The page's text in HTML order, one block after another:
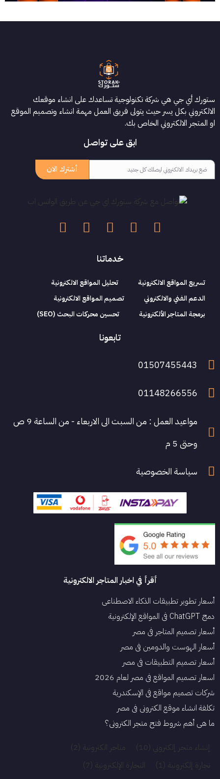
ستورك أي جي هي شركة تكنولوجية تساعدك على انشاء موقعك
الالكتروني بكل يسر حيث يتولى فريق العمل مهمة انشاء وتصميم الموقع
او المتجر الالكتروني الخاص بك.
ابق على تواصل
أشترك الان
خدماتنا
تسريع المواقع الالكترونية
تحليل المواقع الالكترونية
الدعم الفني والالكتروني
تصميم المواقع الالكترونية
برمجة المتاجر الألكترونية
تحسين محركات البحث (SEO)
تابعونا
01507455443
01148266556
مواعيد العمل : من السبت الى الاربعاء - من الساعة 9 ص
وحتى 5 م
سياسة الخصوصية
أقرأ في اخبار المتاجر الالكترونية
أسعار تطوير تطبيقات الذكاء الاصطناعي
دمج ChatGPT في المواقع الإلكترونية
أسعار تصميم المتاجر في مصر
أسعار الهوست والدومين في مصر
أسعار تصميم التطبيقات في مصر
اسعار تصميم المواقع في مصر لعام 2026
شركات تصميم مواقع في الإسكندرية
تكلفة انشاء موقع الكتروني فى مصر
ما هي أهم شروط فتح متجر الكتروني؟
إنشاء متجر إلكتروني (10) متاجر الكترونية (2)
تجارة إلكترونية (1) التجارة الإلكترونية (7)